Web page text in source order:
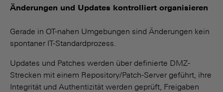
Änderungen und Updates kontrolliert organisieren
Gerade in OT-nahen Umgebungen sind Änderungen kein
spontaner IT-Standardprozess.
Updates und Patches werden über definierte DMZ-
Strecken mit einem Repository/Patch-Server geführt, ihre
Integrität und Authentizität werden geprüft, Freigaben